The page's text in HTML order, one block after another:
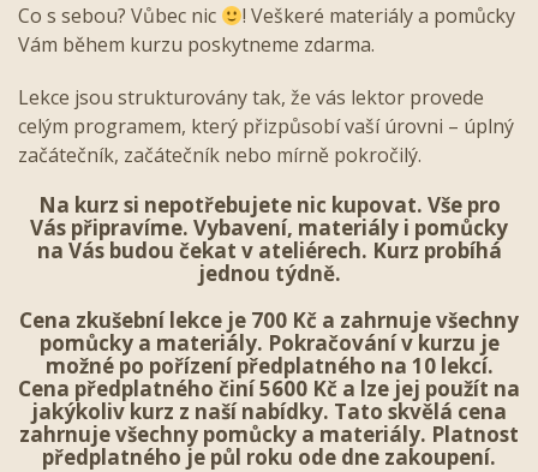
Co s sebou? Vůbec nic
! Veškeré materiály a pomůcky
Vám během kurzu poskytneme zdarma.
Lekce jsou strukturovány tak, že vás lektor provede
celým programem, který přizpůsobí vaší úrovni – úplný
začátečník, začátečník nebo mírně pokročilý.
Na kurz si nepotřebujete nic kupovat. Vše pro
Vás připravíme. Vybavení, materiály i pomůcky
na Vás budou čekat v ateliérech. Kurz probíhá
jednou týdně.
Cena zkušební lekce je 700 Kč a zahrnuje všechny
pomůcky a materiály. Pokračování v kurzu je
možné po pořízení předplatného na 10 lekcí.
Cena předplatného činí 5600 Kč a lze jej použít na
jakýkoliv kurz z naší nabídky. Tato skvělá cena
zahrnuje všechny pomůcky a materiály. Platnost
předplatného je půl roku ode dne zakoupení.